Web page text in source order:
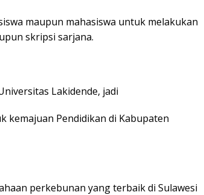
maupun mahasiswa untuk melakukan
skripsi sarjana.
Lakidende, jadi
kemajuan Pendidikan di Kabupaten
perkebunan yang terbaik di Sulawesi